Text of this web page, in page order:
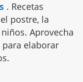
. Recetas
postre, la
Aprovecha
elaborar